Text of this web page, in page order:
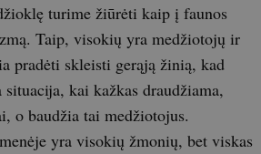
turime žiūrėti kaip į faunos
Taip, visokių yra medžiotojų ir
pradėti skleisti gerąją žinią, kad
kai kažkas draudžiama,
o baudžia tai medžiotojus.
yra visokių žmonių, bet viskas